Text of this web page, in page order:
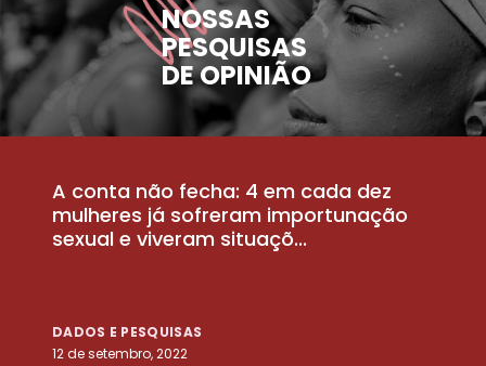
NOSSAS
PESQUISAS
DE OPINIÃO
A conta não fecha: 4 em cada dez
mulheres já sofreram importunação
sexual e viveram situaçõ...
DADOS E PESQUISAS
12 de setembro, 2022